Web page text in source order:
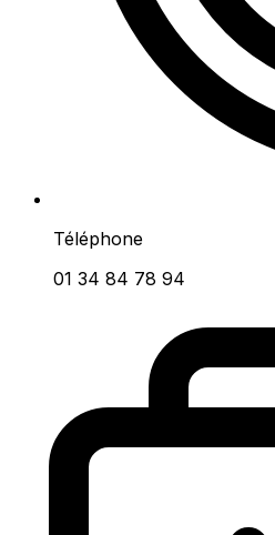
Téléphone
01 34 84 78 94